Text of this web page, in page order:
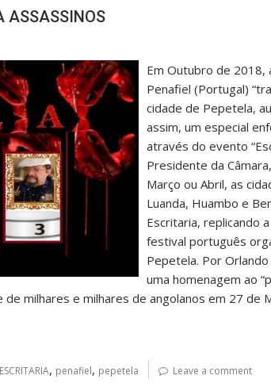
ASSASSINOS
Em Outubro de 2018,
Penafiel (Portugal)
cidade de Pepetela,
assim, um especial
através do evento
Presidente da
Março ou Abril, as
Luanda, Huambo e
Escritaria, replicando
festival português
Pepetela. Por
uma homenagem ao
milhares e milhares de angolanos em 27 de
ESCRITARIA, penafiel, pepetela Leave a comment